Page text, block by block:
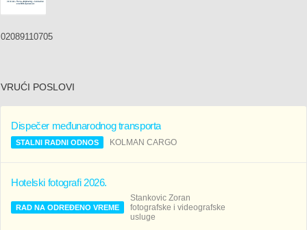
02089110705
VRUĆI POSLOVI
Dispečer međunarodnog transporta
STALNI RADNI ODNOS KOLMAN CARGO
Hotelski fotografi 2026.
RAD NA ODREĐENO VREME
Stankovic Zoran
fotografske i videografske
usluge